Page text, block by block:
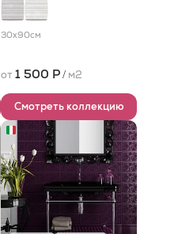
30x90см
от 1 500 Р/ м2
Смотреть коллекцию